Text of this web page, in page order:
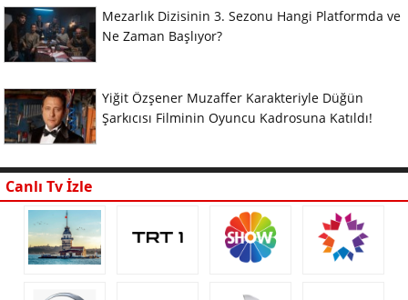
Mezarlık Dizisinin 3. Sezonu Hangi Platformda ve
Ne Zaman Başlıyor?
Yiğit Özşener Muzaffer Karakteriyle Düğün
Şarkıcısı Filminin Oyuncu Kadrosuna Katıldı!
Canlı Tv İzle